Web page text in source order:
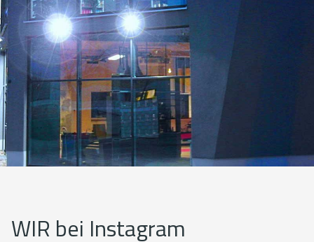
WIR bei Instagram